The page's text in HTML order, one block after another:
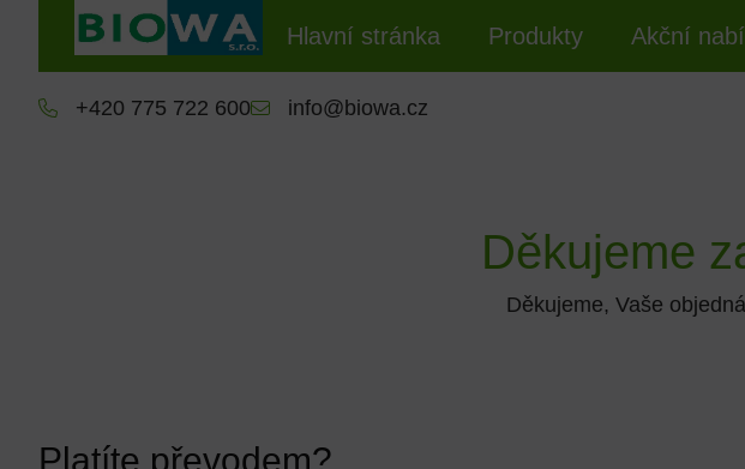
Hlavní stránka Produkty Akční
+420 775 722 600 info@biowa.cz
Děkujeme
Děkujeme, Vaše
Platíte převodem?